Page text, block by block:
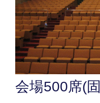
会場500席(